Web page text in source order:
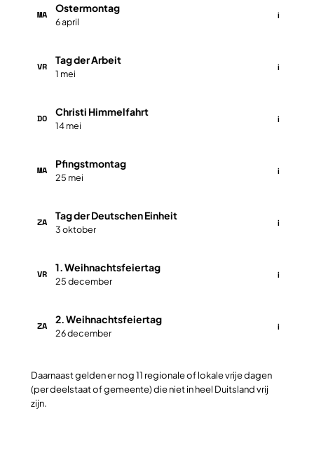
MA
Ostermontag
6 april
i
VR
Tag der Arbeit
1 mei
i
DO
Christi Himmelfahrt
14 mei
i
MA
Pfingstmontag
25 mei
i
ZA
Tag der Deutschen Einheit
3 oktober
i
VR
1. Weihnachtsfeiertag
25 december
i
ZA
2. Weihnachtsfeiertag
26 december
i
Daarnaast gelden er nog 11 regionale of lokale vrije dagen
(per deelstaat of gemeente) die niet in heel Duitsland vrij
zijn.